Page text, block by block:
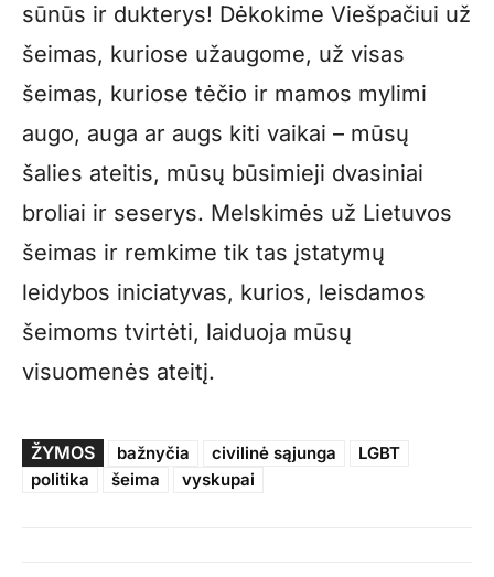
sūnūs ir dukterys! Dėkokime Viešpačiui už
šeimas, kuriose užaugome, už visas
šeimas, kuriose tėčio ir mamos mylimi
augo, auga ar augs kiti vaikai – mūsų
šalies ateitis, mūsų būsimieji dvasiniai
broliai ir seserys. Melskimės už Lietuvos
šeimas ir remkime tik tas įstatymų
leidybos iniciatyvas, kurios, leisdamos
šeimoms tvirtėti, laiduoja mūsų
visuomenės ateitį.
ŽYMOS bažnyčia civilinė sąjunga
LGBT
politika
šeima vyskupai